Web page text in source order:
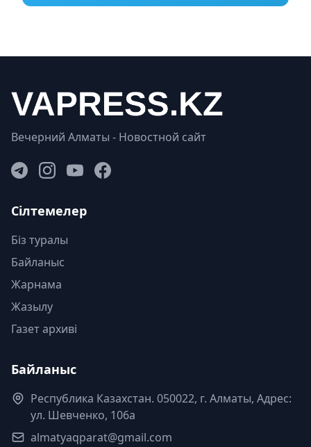
Вечерний Алматы - Новостной сайт
Сілтемелер
Біз туралы
Байланыс
Жарнама
Жазылу
Газет архиві
Байланыс
Республика Казахстан. 050022, г. Алматы, Адрес:
ул. Шевченко, 106а
almatyaqparat@gmail.com